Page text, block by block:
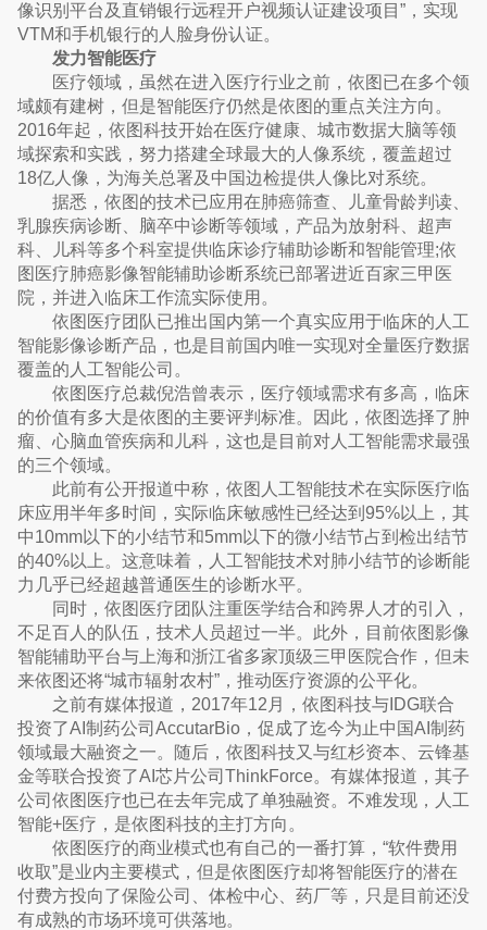
像识别平台及直销银行远程开户视频认证建设项目”，实现
VTM和手机银行的人脸身份认证。
发力智能医疗
医疗领域，虽然在进入医疗行业之前，依图已在多个领
域颇有建树，但是智能医疗仍然是依图的重点关注方向。
2016年起，依图科技开始在医疗健康、城市数据大脑等领
域探索和实践，努力搭建全球最大的人像系统，覆盖超过
18亿人像，为海关总署及中国边检提供人像比对系统。
据悉，依图的技术已应用在肺癌筛查、儿童骨龄判读、
乳腺疾病诊断、脑卒中诊断等领域，产品为放射科、超声
科、儿科等多个科室提供临床诊疗辅助诊断和智能管理;依
图医疗肺癌影像智能辅助诊断系统已部署进近百家三甲医
院，并进入临床工作流实际使用。
依图医疗团队已推出国内第一个真实应用于临床的人工
智能影像诊断产品，也是目前国内唯一实现对全量医疗数据
覆盖的人工智能公司。
依图医疗总裁倪浩曾表示，医疗领域需求有多高，临床
的价值有多大是依图的主要评判标准。因此，依图选择了肿
瘤、心脑血管疾病和儿科，这也是目前对人工智能需求最强
的三个领域。
此前有公开报道中称，依图人工智能技术在实际医疗临
床应用半年多时间，实际临床敏感性已经达到95%以上，其
中10mm以下的小结节和5mm以下的微小结节占到检出结节
的40%以上。这意味着，人工智能技术对肺小结节的诊断能
力几乎已经超越普通医生的诊断水平。
同时，依图医疗团队注重医学结合和跨界人才的引入，
不足百人的队伍，技术人员超过一半。此外，目前依图影像
智能辅助平台与上海和浙江省多家顶级三甲医院合作，但未
来依图还将“城市辐射农村”，推动医疗资源的公平化。
之前有媒体报道，2017年12月，依图科技与IDG联合
投资了AI制药公司AccutarBio，促成了迄今为止中国AI制药
领域最大融资之一。随后，依图科技又与红杉资本、云锋基
金等联合投资了AI芯片公司ThinkForce。有媒体报道，其子
公司依图医疗也已在去年完成了单独融资。不难发现，人工
智能+医疗，是依图科技的主打方向。
依图医疗的商业模式也有自己的一番打算，“软件费用
收取”是业内主要模式，但是依图医疗却将智能医疗的潜在
付费方投向了保险公司、体检中心、药厂等，只是目前还没
有成熟的市场环境可供落地。